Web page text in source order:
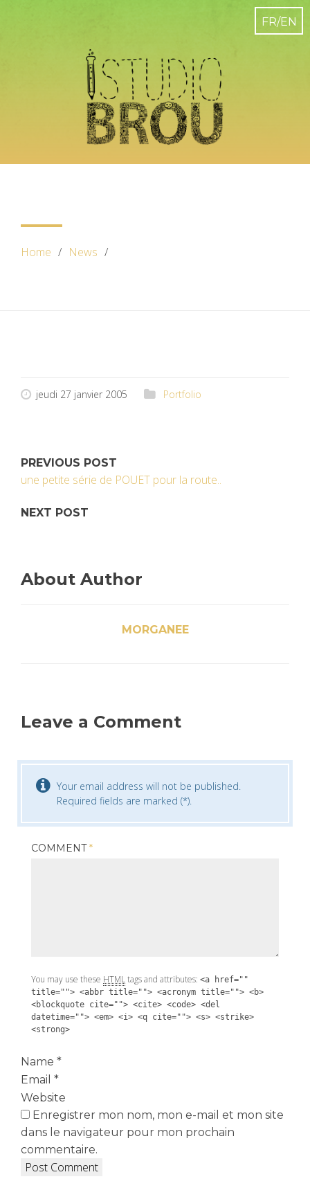
Home News
jeudi 27 janvier 2005 Portfolio
PREVIOUS POST
une petite série de POUET pour la route..
NEXT POST
About Author
MORGANEE
Leave a Comment
Your email address will not be published.
Required fields are marked (*).
COMMENT*
You may use these HTMLtags and attributes: <a href=""
title=""> <abbr title=""> <acronym title=""> <b>
<blockquote cite=""> <cite> <code> <del
datetime=""> <em> <i> <q cite=""> <s> <strike>
<strong>
Name *
Email *
Website
Enregistrer mon nom, mon e-mail et mon site
dans le navigateur pour mon prochain
commentaire.